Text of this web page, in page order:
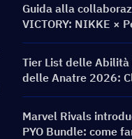
Guida alla
VICTORY: NIKKE ×
PERSONA ON
banner e ricompense
Tier List delle Abilità
delle Anatre 2026:
Abilità e Guida alle
Marvel Rivals
PYO Bundle: come